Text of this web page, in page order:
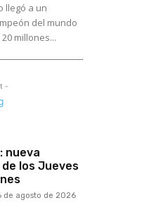
llegó a un
del mundo
millones...
-
nueva
los Jueves
de agosto de 2026